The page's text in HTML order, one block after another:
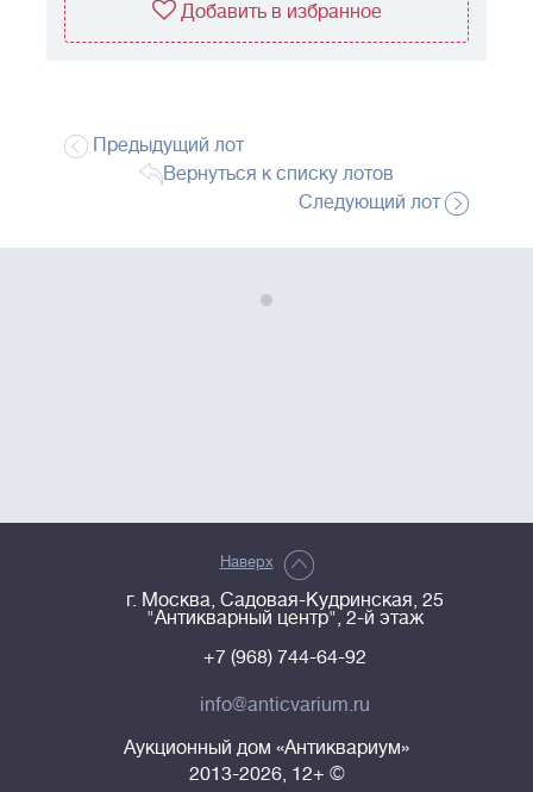
Добавить в избранное
Предыдущий лот
Вернуться к списку лотов
Следующий лот
Наверх
г. Москва, Садовая-Кудринская, 25
"Антикварный центр", 2-й этаж
+7 (968) 744-64-92
info@anticvarium.ru
Аукционный дом «Антиквариум»
2013-2026, 12+ ©